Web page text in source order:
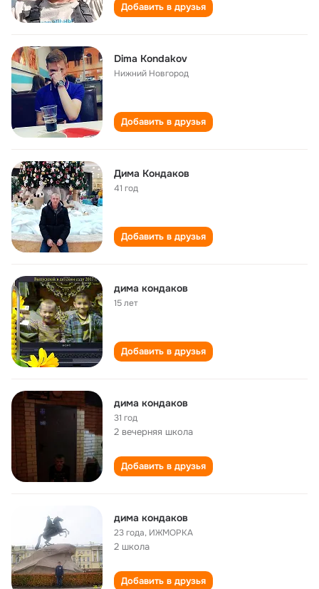
Добавить в друзья
Dima Kondakov
Нижний Новгород
Добавить в друзья
Дима Кондаков
41 год
Добавить в друзья
дима кондаков
15 лет
Добавить в друзья
дима кондаков
31 год
2 вечерняя школа
Добавить в друзья
дима кондаков
23 года, ИЖМОРКА
2 школа
Добавить в друзья